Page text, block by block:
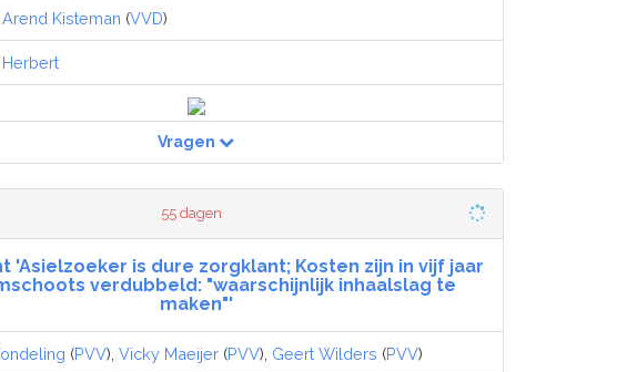
Arend Kisteman (VVD)
Herbert
Vragen
55 dagen
'Asielzoeker is dure zorgklant; Kosten zijn in vijf jaar
verdubbeld: "waarschijnlijk inhaalslag te
maken"'
(PVV), Vicky Maeijer (PVV), Geert Wilders (PVV)